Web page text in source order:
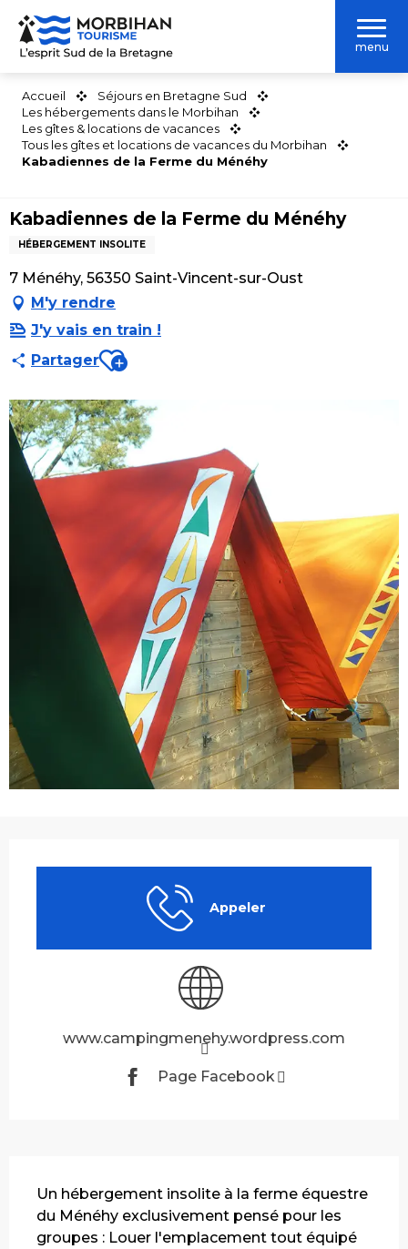
Aller
contenu
menu
Accueil
Séjours en Bretagne Sud
Les hébergements dans le Morbihan
Les gîtes & locations de vacances
Tous les gîtes et locations de vacances du Morbihan
Kabadiennes de la Ferme du Ménéhy
Kabadiennes de la Ferme du Ménéhy
HÉBERGEMENT INSOLITE
7 Ménéhy, 56350 Saint-Vincent-sur-Oust
M'y rendre
J'y vais en train !
PartagerAjouter aux favoris
Appeler
www.campingmenehy.wordpress.com
Page Facebook
Un hébergement insolite à la ferme équestre
du Ménéhy exclusivement pensé pour les
groupes : Louer l'emplacement tout équipé